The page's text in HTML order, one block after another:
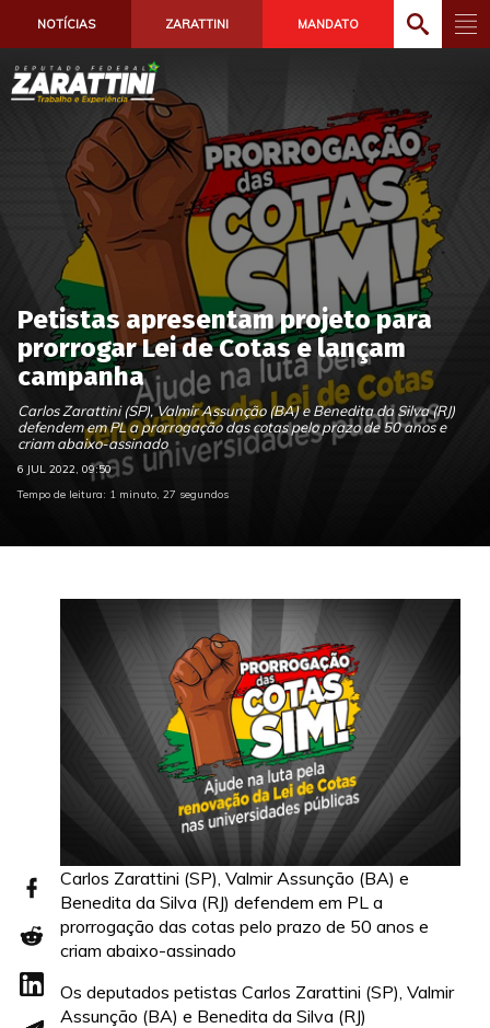
NOTÍCIAS ZARATTINI MANDATO
Petistas apresentam projeto para
prorrogar Lei de Cotas e lançam
campanha
Carlos Zarattini (SP), Valmir Assunção (BA) e Benedita da Silva (RJ)
defendem em PL a prorrogação das cotas pelo prazo de 50 anos e
criam abaixo-assinado
6 JUL 2022, 09:50
Tempo de leitura: 1 minuto, 27 segundos
Carlos Zarattini (SP), Valmir Assunção (BA) e
Benedita da Silva (RJ) defendem em PL a
prorrogação das cotas pelo prazo de 50 anos e
criam abaixo-assinado
Os deputados petistas Carlos Zarattini (SP), Valmir
Assunção (BA) e Benedita da Silva (RJ)